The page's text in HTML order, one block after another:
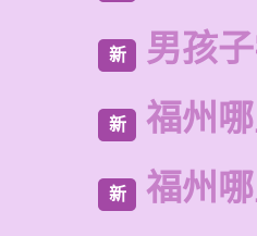
新 男孩
新 福州
新 福州